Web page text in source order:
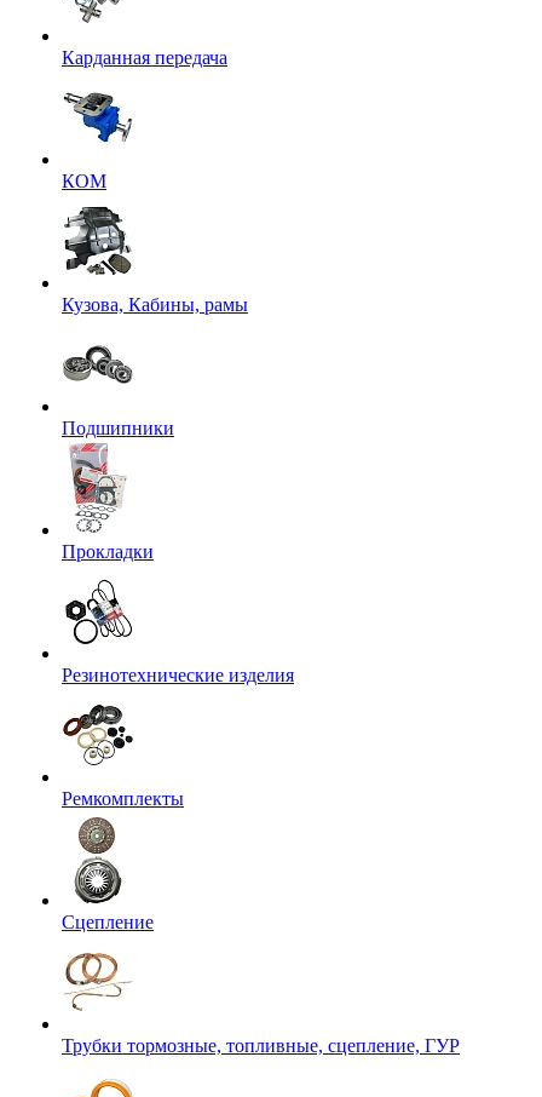
Карданная передача
КОМ
Кузова, Кабины, рамы
Подшипники
Прокладки
Резинотехнические изделия
Ремкомплекты
Сцепление
Трубки тормозные, топливные, сцепление, ГУР